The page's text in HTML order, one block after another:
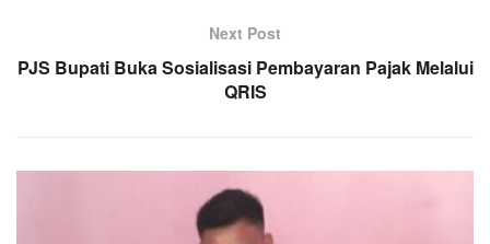
Next Post
PJS Bupati Buka Sosialisasi Pembayaran Pajak Melalui
QRIS